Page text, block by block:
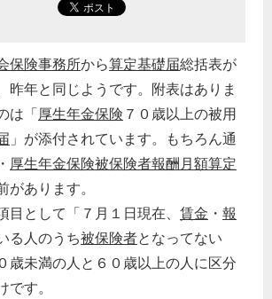
保険事務所から算定基礎届総括表が
昨年と同じようです。附表はありま
は「厚生年金保険 ７０歳以上の被用
」が添付されています。もちろん通
・ 厚生年金保険被保険者報酬月額算定
があります。
目として「７月１日現在、 賃金 ・ 報
る人のうち被保険者となってない
歳未満の人と６０歳以上の人に区分
です。